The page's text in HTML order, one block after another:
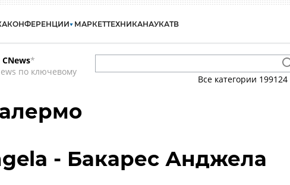
КОНФЕРЕНЦИИ МАРКЕТТЕХНИКАНАУКАТВ
*
по ключевому
Все категории 199124
- Бакарес Анджела